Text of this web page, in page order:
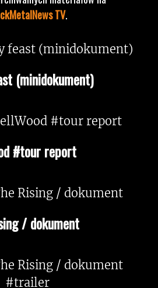
TV.
(minidokument)
#tour report
/ dokument